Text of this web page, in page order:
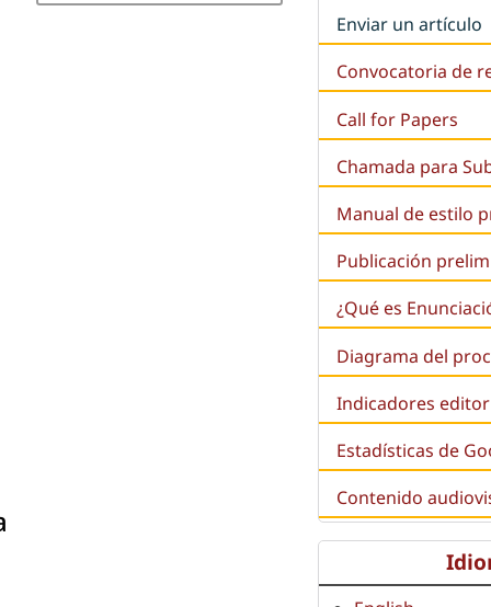
Enviar un artículo
Convocatoria de
Call for Papers
Chamada para
Manual de estilo
Publicación
¿Qué es
Diagrama del
Indicadores
Estadísticas de
Contenido